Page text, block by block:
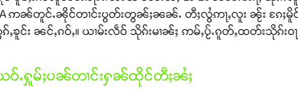
ဢၼ်တူင်ႉၼိုင်တၢင်းပွတ်းတွၼ်ႈၼၼ်ႉ တီႈလွႆဢႃႇလူး ၼႂ်း ၵႄႈမိူ
ၶူင်း ၼင်ႇၵဝ်ႇ။ ယၢမ်းလဵဝ် သိုၵ်းမၢၼ်ႈ ဢမ်ႇပႂ်ႉၵူတ်ႇထတ်းသိုၵ်းဝ
ဝ်ႉႁူမ်ႈပၼ်တၢင်းႁၼ်ထိုင်တီႈၼႆႈ